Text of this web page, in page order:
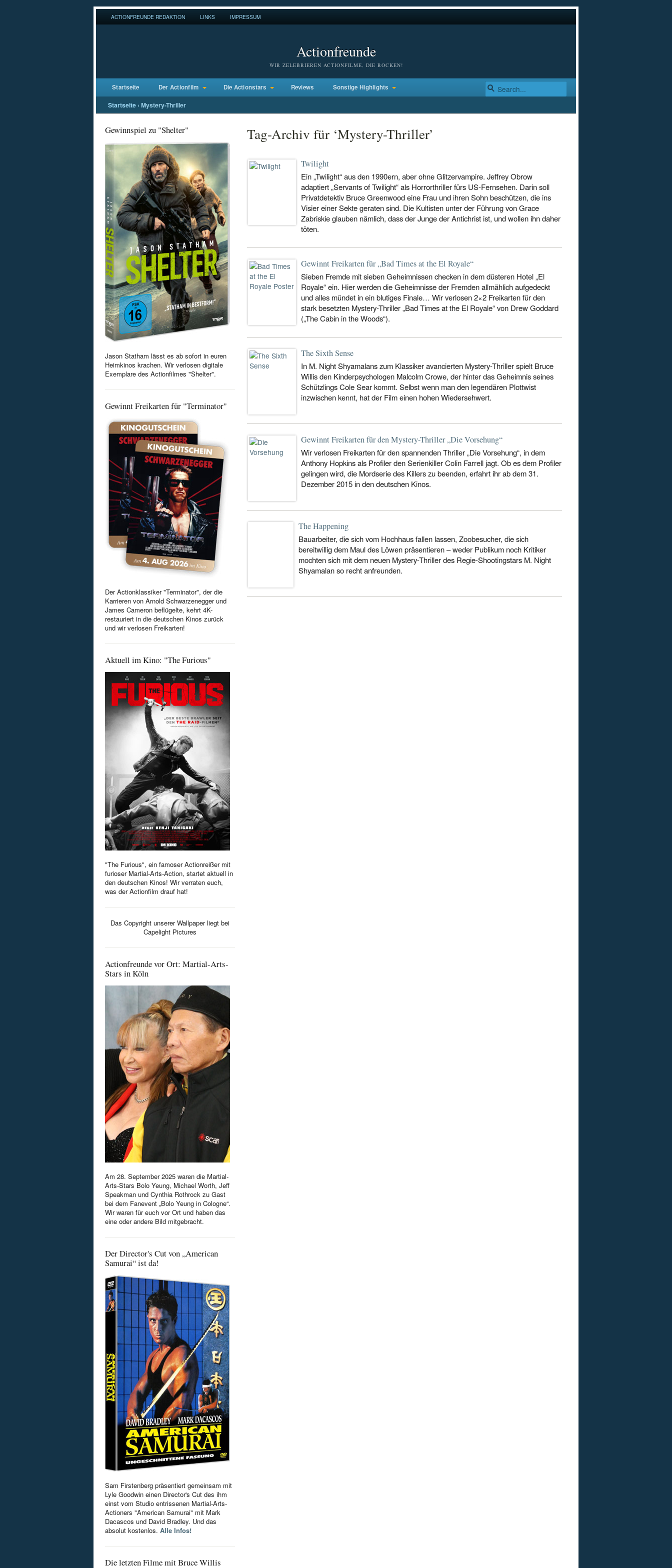
ACTIONFREUNDE REDAKTION LINKS IMPRESSUM
Actionfreunde
WIR ZELEBRIEREN ACTIONFILME, DIE ROCKEN!
Startseite Der Actionfilm Die Actionstars Reviews Sonstige Highlights
Startseite › Mystery-Thriller
Gewinnspiel zu "Shelter"
Jason Statham lässt es ab sofort in euren
Heimkinos krachen. Wir verlosen digitale
Exemplare des Actionfilmes "Shelter".
Gewinnt Freikarten für "Terminator"
Der Actionklassiker "Terminator", der die
Karrieren von Arnold Schwarzenegger und
James Cameron beflügelte, kehrt 4K-
restauriert in die deutschen Kinos zurück
und wir verlosen Freikarten!
Aktuell im Kino: "The Furious"
"The Furious", ein famoser Actionreißer mit
furioser Martial-Arts-Action, startet aktuell in
den deutschen Kinos! Wir verraten euch,
was der Actionfilm drauf hat!
Das Copyright unserer Wallpaper liegt bei
Capelight Pictures
Actionfreunde vor Ort: Martial-Arts-
Stars in Köln
Am 28. September 2025 waren die Martial-
Arts-Stars Bolo Yeung, Michael Worth, Jeff
Speakman und Cynthia Rothrock zu Gast
bei dem Fanevent „Bolo Yeung in Cologne“.
Wir waren für euch vor Ort und haben das
eine oder andere Bild mitgebracht.
Der Director's Cut von „American
Samurai“ ist da!
Sam Firstenberg präsentiert gemeinsam mit
Lyle Goodwin einen Director's Cut des ihm
einst vom Studio entrissenen Martial-Arts-
Actioners "American Samurai" mit Mark
Dacascos und David Bradley. Und das
absolut kostenlos. Alle Infos!
Die letzten Filme mit Bruce Willis
Tag-Archiv für ‘Mystery-Thriller’
Twilight
Ein „Twilight“ aus den 1990ern, aber ohne Glitzervampire. Jeffrey Obrow
adaptiert „Servants of Twilight“ als Horrorthriller fürs US-Fernsehen. Darin soll
Privatdetektiv Bruce Greenwood eine Frau und ihren Sohn beschützen, die ins
Visier einer Sekte geraten sind. Die Kultisten unter der Führung von Grace
Zabriskie glauben nämlich, dass der Junge der Antichrist ist, und wollen ihn daher
töten.
Gewinnt Freikarten für „Bad Times at the El Royale“
Sieben Fremde mit sieben Geheimnissen checken in dem düsteren Hotel „El
Royale“ ein. Hier werden die Geheimnisse der Fremden allmählich aufgedeckt
und alles mündet in ein blutiges Finale… Wir verlosen 2×2 Freikarten für den
stark besetzten Mystery-Thriller „Bad Times at the El Royale“ von Drew Goddard
(„The Cabin in the Woods“).
The Sixth Sense
In M. Night Shyamalans zum Klassiker avancierten Mystery-Thriller spielt Bruce
Willis den Kinderpsychologen Malcolm Crowe, der hinter das Geheimnis seines
Schützlings Cole Sear kommt. Selbst wenn man den legendären Plottwist
inzwischen kennt, hat der Film einen hohen Wiedersehwert.
Gewinnt Freikarten für den Mystery-Thriller „Die Vorsehung“
Wir verlosen Freikarten für den spannenden Thriller „Die Vorsehung“, in dem
Anthony Hopkins als Profiler den Serienkiller Colin Farrell jagt. Ob es dem Profiler
gelingen wird, die Mordserie des Killers zu beenden, erfahrt ihr ab dem 31.
Dezember 2015 in den deutschen Kinos.
The Happening
Bauarbeiter, die sich vom Hochhaus fallen lassen, Zoobesucher, die sich
bereitwillig dem Maul des Löwen präsentieren – weder Publikum noch Kritiker
mochten sich mit dem neuen Mystery-Thriller des Regie-Shootingstars M. Night
Shyamalan so recht anfreunden.